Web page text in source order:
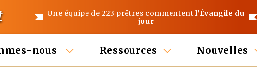
Une équipe de 223 prêtres commententl'Évangile du
jour
nous Ressources Nouvelles